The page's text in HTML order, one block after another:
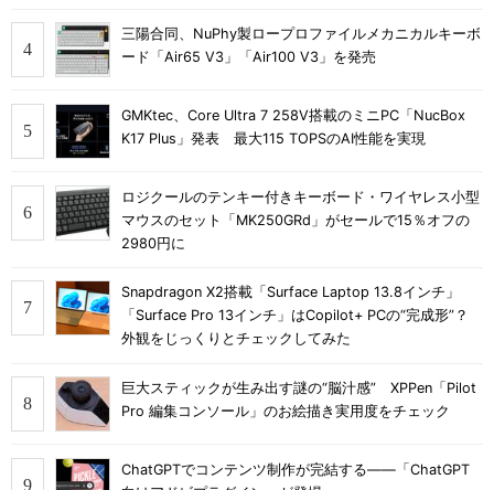
三陽合同、NuPhy製ロープロファイルメカニカルキーボ
ード「Air65 V3」「Air100 V3」を発売
GMKtec、Core Ultra 7 258V搭載のミニPC「NucBox
K17 Plus」発表 最大115 TOPSのAI性能を実現
ロジクールのテンキー付きキーボード・ワイヤレス小型
マウスのセット「MK250GRd」がセールで15％オフの
2980円に
Snapdragon X2搭載「Surface Laptop 13.8インチ」
「Surface Pro 13インチ」はCopilot+ PCの“完成形”？
外観をじっくりとチェックしてみた
巨大スティックが生み出す謎の“脳汁感” XPPen「Pilot
Pro 編集コンソール」のお絵描き実用度をチェック
ChatGPTでコンテンツ制作が完結する――「ChatGPT